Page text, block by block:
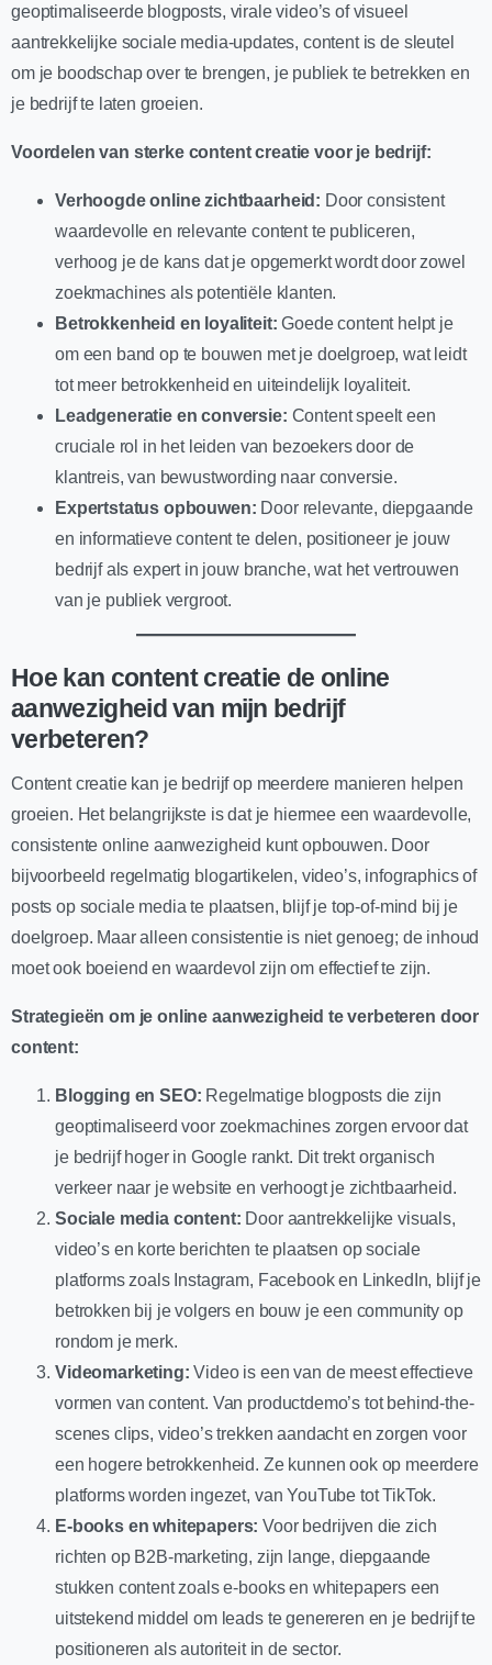
geoptimaliseerde blogposts, virale video’s of visueel
aantrekkelijke sociale media-updates, content is de sleutel
om je boodschap over te brengen, je publiek te betrekken en
je bedrijf te laten groeien.
Voordelen van sterke content creatie voor je bedrijf:
Verhoogde online zichtbaarheid: Door consistent
waardevolle en relevante content te publiceren,
verhoog je de kans dat je opgemerkt wordt door zowel
zoekmachines als potentiële klanten.
Betrokkenheid en loyaliteit: Goede content helpt je
om een band op te bouwen met je doelgroep, wat leidt
tot meer betrokkenheid en uiteindelijk loyaliteit.
Leadgeneratie en conversie: Content speelt een
cruciale rol in het leiden van bezoekers door de
klantreis, van bewustwording naar conversie.
Expertstatus opbouwen: Door relevante, diepgaande
en informatieve content te delen, positioneer je jouw
bedrijf als expert in jouw branche, wat het vertrouwen
van je publiek vergroot.
Hoe kan content creatie de online
aanwezigheid van mijn bedrijf
verbeteren?
Content creatie kan je bedrijf op meerdere manieren helpen
groeien. Het belangrijkste is dat je hiermee een waardevolle,
consistente online aanwezigheid kunt opbouwen. Door
bijvoorbeeld regelmatig blogartikelen, video’s, infographics of
posts op sociale media te plaatsen, blijf je top-of-mind bij je
doelgroep. Maar alleen consistentie is niet genoeg; de inhoud
moet ook boeiend en waardevol zijn om effectief te zijn.
Strategieën om je online aanwezigheid te verbeteren door
content:
Blogging en SEO: Regelmatige blogposts die zijn
geoptimaliseerd voor zoekmachines zorgen ervoor dat
je bedrijf hoger in Google rankt. Dit trekt organisch
verkeer naar je website en verhoogt je zichtbaarheid.
Sociale media content: Door aantrekkelijke visuals,
video’s en korte berichten te plaatsen op sociale
platforms zoals Instagram, Facebook en LinkedIn, blijf je
betrokken bij je volgers en bouw je een community op
rondom je merk.
Videomarketing: Video is een van de meest effectieve
vormen van content. Van productdemo’s tot behind-the-
scenes clips, video’s trekken aandacht en zorgen voor
een hogere betrokkenheid. Ze kunnen ook op meerdere
platforms worden ingezet, van YouTube tot TikTok.
E-books en whitepapers: Voor bedrijven die zich
richten op B2B-marketing, zijn lange, diepgaande
stukken content zoals e-books en whitepapers een
uitstekend middel om leads te genereren en je bedrijf te
positioneren als autoriteit in de sector.